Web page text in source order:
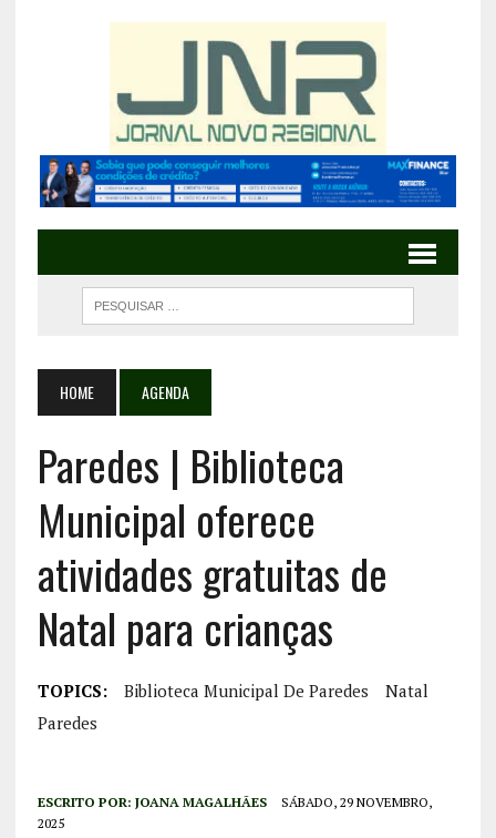
HOME AGENDA
Paredes | Biblioteca
Municipal oferece
atividades gratuitas de
Natal para crianças
TOPICS: Biblioteca Municipal De Paredes
Natal
Paredes
ESCRITO POR: JOANA MAGALHÃES
SÁBADO, 29 NOVEMBRO,
2025